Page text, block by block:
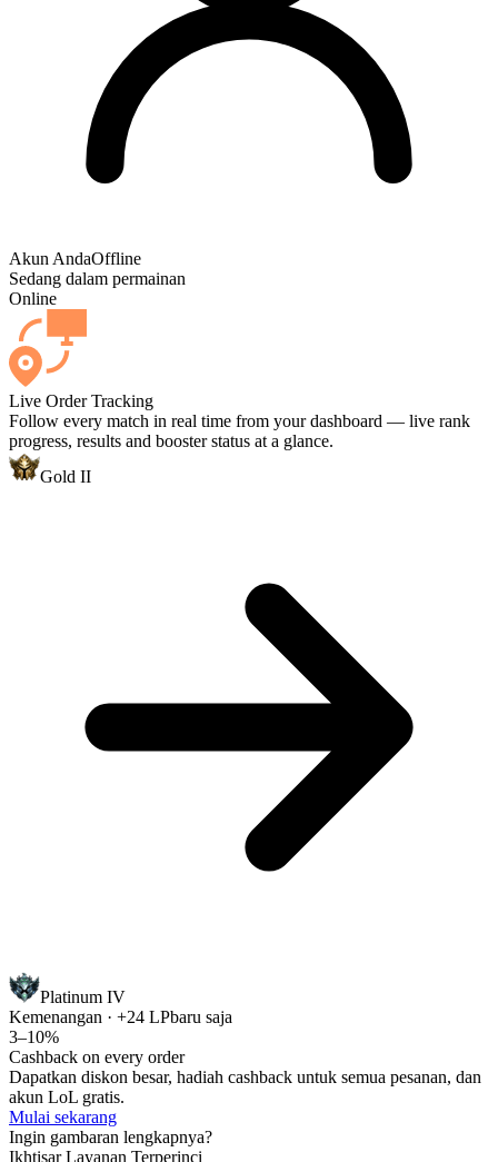
Akun AndaOffline
Sedang dalam permainan
Online
Live Order Tracking
Follow every match in real time from your dashboard — live rank
progress, results and booster status at a glance.
Gold II
Platinum IV
Kemenangan · +24 LPbaru saja
3–10%
Cashback on every order
Dapatkan diskon besar, hadiah cashback untuk semua pesanan, dan
akun LoL gratis.
Mulai sekarang
Ingin gambaran lengkapnya?
Ikhtisar Layanan Terperinci